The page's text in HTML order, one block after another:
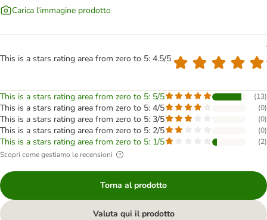
Carica l'immagine prodotto
This is a stars rating area from zero to 5: 4.5/5
This is a stars rating area from zero to 5: 5/5 (13)
This is a stars rating area from zero to 5: 4/5 (0)
This is a stars rating area from zero to 5: 3/5 (0)
This is a stars rating area from zero to 5: 2/5 (0)
This is a stars rating area from zero to 5: 1/5 (2)
Scopri come gestiamo le recensioni
Torna al prodotto
Valuta qui il prodotto